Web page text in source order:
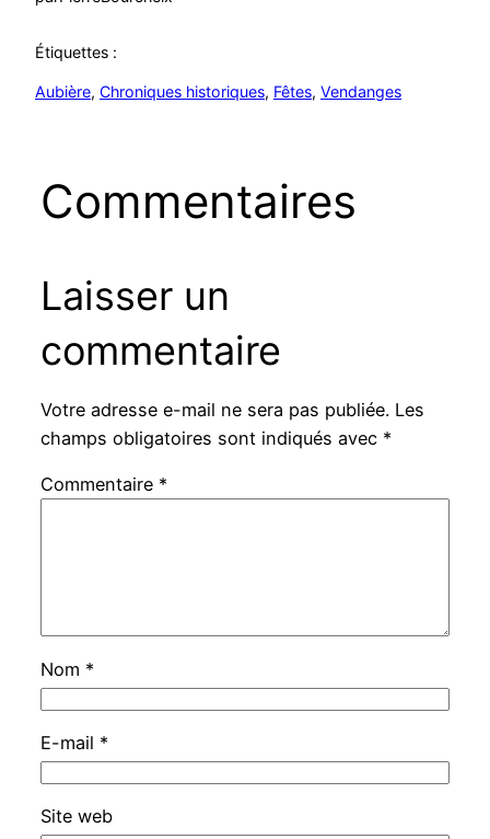
Étiquettes :
Aubière, Chroniques historiques, Fêtes, Vendanges
Commentaires
Laisser un
commentaire
Votre adresse e-mail ne sera pas publiée. Les
champs obligatoires sont indiqués avec *
Commentaire *
Nom *
E-mail *
Site web